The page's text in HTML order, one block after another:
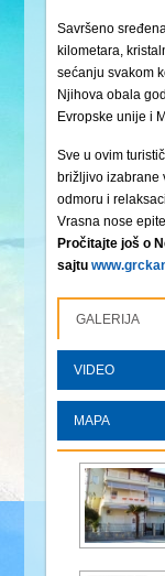
Savršeno
kilometara,
sećanju svakom
Njihova obala
Evropske unije i
Sve u ovim
brižljivo izabrane
odmoru i
Vrasna nose
Pročitajte još o
sajtu
GALERIJA
VIDEO
MAPA